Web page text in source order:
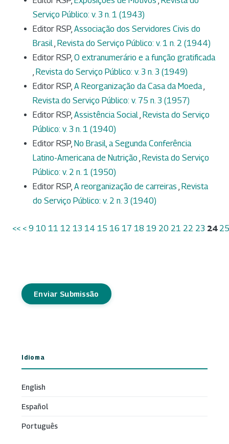
Serviço Público: v. 3 n. 1 (1943)
Editor RSP, Associação dos Servidores Civis do
Brasil, Revista do Serviço Público: v. 1 n. 2 (1944)
Editor RSP, O extranumerário e a função gratificada
, Revista do Serviço Público: v. 3 n. 3 (1949)
Editor RSP, A Reorganização da Casa da Moeda,
Revista do Serviço Público: v. 75 n. 3 (1957)
Editor RSP, Assistência Social, Revista do Serviço
Público: v. 3 n. 1 (1940)
Editor RSP, No Brasil, a Segunda Conferência
Latino-Americana de Nutrição , Revista do Serviço
Público: v. 2 n. 1 (1950)
Editor RSP, A reorganização de carreiras , Revista
do Serviço Público: v. 2 n. 3 (1940)
<< < 9 10 11 12 13 14 15 16 17 18 19 20 21 22 23 24 25
Enviar Submissão
Idioma
English
Español
Português